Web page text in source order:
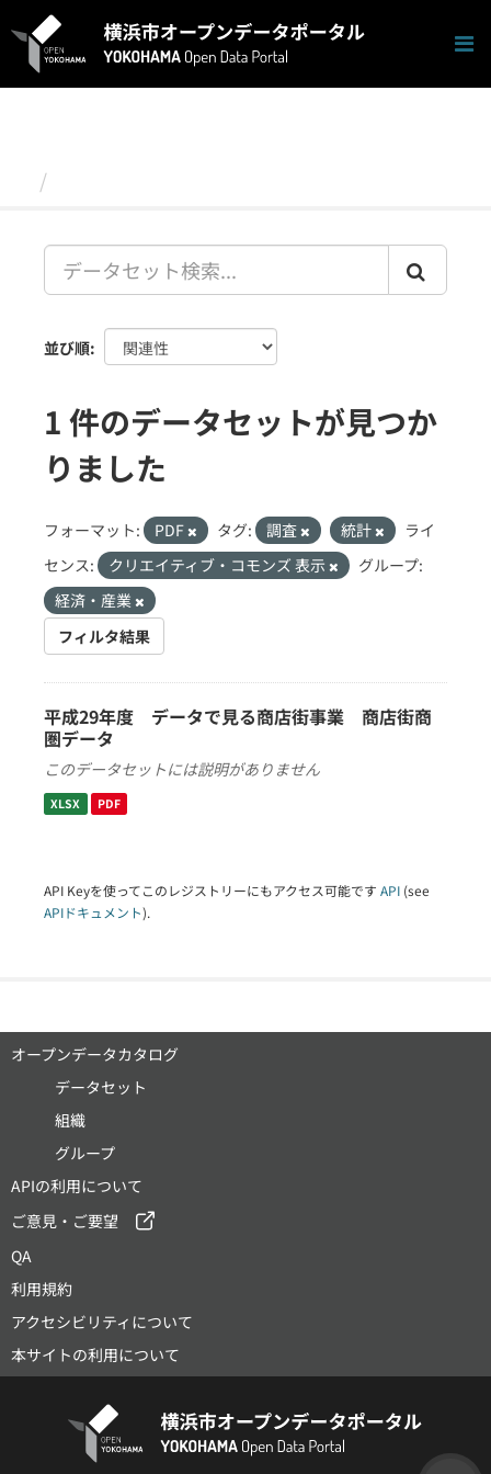
キ
並び順
1 件のデータセットが見つか
りました
フォーマット: PDF タグ: 調査 統計
ライ
センス:
クリエイティブ・コモンズ 表示
グループ:
経済・産業
フィルタ結果
平成29年度 データで見る商店街事業 商店街商
圏データ
このデータセットには説明がありません
XLSX PDF
API Keyを使ってこのレジストリーにもアクセス可能です API (see
APIドキュメント).
オープンデータカタログ
データセット
組織
グループ
APIの利用について
ご意見・ご要望
QA
利用規約
アクセシビリティについて
本サイトの利用について